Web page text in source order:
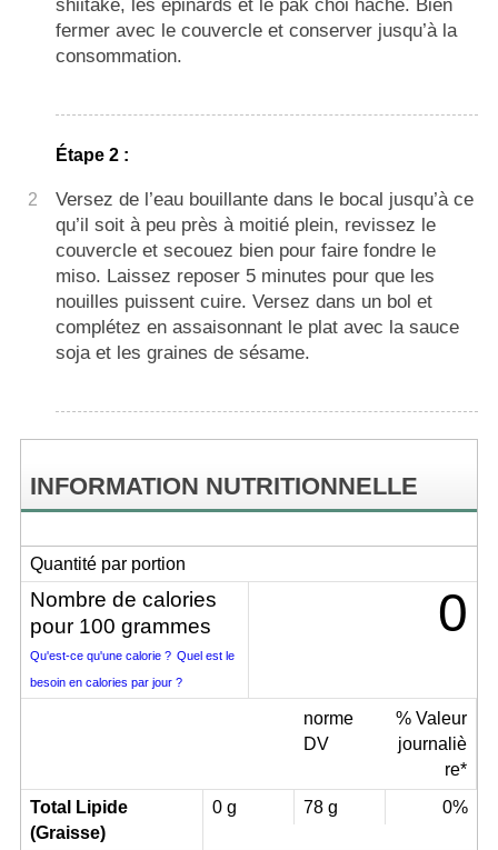
shiitake, les épinards et le pak choi haché. Bien
fermer avec le couvercle et conserver jusqu’à la
consommation.
Étape 2 :
2
Versez de l’eau bouillante dans le bocal jusqu’à ce
qu’il soit à peu près à moitié plein, revissez le
couvercle et secouez bien pour faire fondre le
miso. Laissez reposer 5 minutes pour que les
nouilles puissent cuire. Versez dans un bol et
complétez en assaisonnant le plat avec la sauce
soja et les graines de sésame.
INFORMATION NUTRITIONNELLE
Quantité par portion
Nombre de calories
pour 100 grammes
Qu'est-ce qu'une calorie ? Quel est le
besoin en calories par jour ?
0
% Valeur
journaliè
re*
norme
DV
Total Lipide
(Graisse)
0 g 78 g 0%